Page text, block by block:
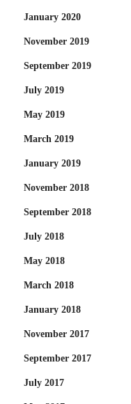
January 2020
November 2019
September 2019
July 2019
May 2019
March 2019
January 2019
November 2018
September 2018
July 2018
May 2018
March 2018
January 2018
November 2017
September 2017
July 2017